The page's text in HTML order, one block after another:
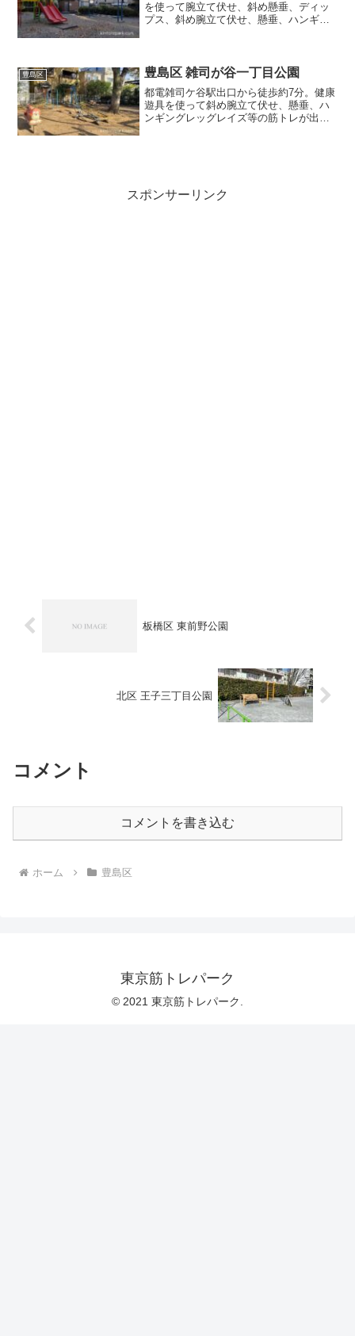
を使って腕立て伏せ、斜め懸垂、ディッ
プス、斜め腕立て伏せ、懸垂、ハンギン
豊島区 豊島区 雑司が谷一丁目公園
都電雑司ケ谷駅出口から徒歩約7分。健康
遊具を使って斜め腕立て伏せ、懸垂、ハ
ンギングレッグレイズ等の筋トレが出来
スポンサーリンク
板橋区 東前野公園
北区 王子三丁目公園
コメント
コメントを書き込む
ホーム 豊島区
東京筋トレパーク
© 2021 東京筋トレパーク.